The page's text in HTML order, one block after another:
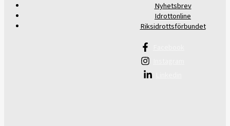
Nyhetsbrev
Idrottonline
Riksidrottsförbundet